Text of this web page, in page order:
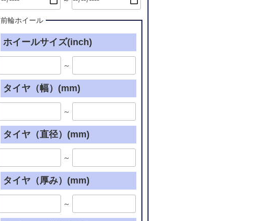
前輪ホイール
ホイールサイズ(inch)
～
タイヤ（幅）(mm)
～
タイヤ（直径）(mm)
～
タイヤ（厚み）(mm)
～